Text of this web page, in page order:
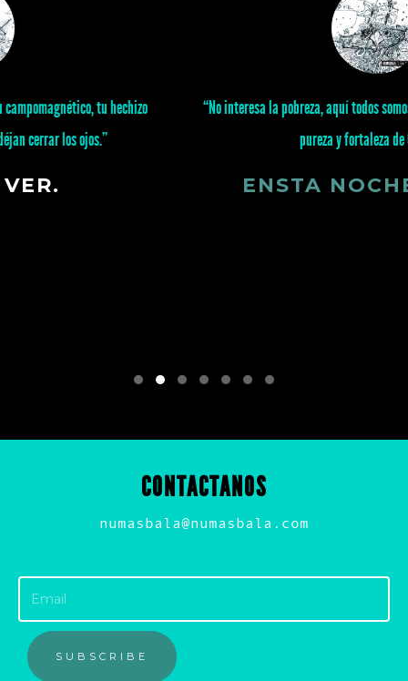
“No interesa la pobreza, aquí todos somos realeza, aquí interesa es la
, A VER.
CONTACTANOS
numasbala@numasbala.com